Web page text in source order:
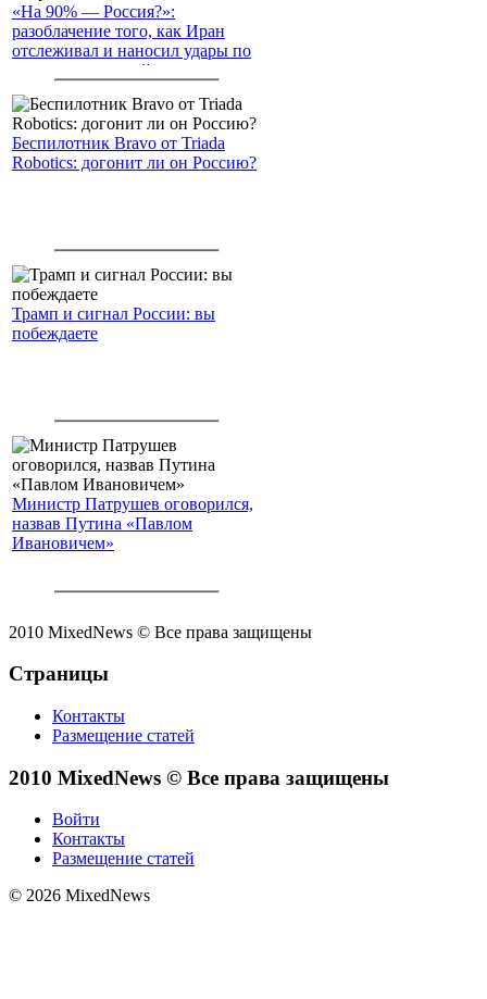
«На 90% — Россия?»:
разоблачение того, как Иран
отслеживал и наносил удары по
американским войскам
Беспилотник Bravo от Triada
Robotics: догонит ли он Россию?
Трамп и сигнал России: вы
побеждаете
Министр Патрушев оговорился,
назвав Путина «Павлом
Ивановичем»
2010 MixedNews © Все права защищены
Страницы
Контакты
Размещение статей
2010 MixedNews © Все права защищены
Войти
Контакты
Размещение статей
© 2026 MixedNews